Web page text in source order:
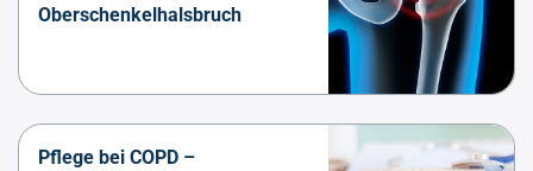
Oberschenkelhalsbruch
Pflege bei COPD –